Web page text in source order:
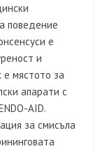
поведение
е
и
мястото за
апарати с
AID.
за смисъла